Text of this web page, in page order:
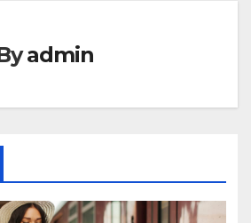
admin